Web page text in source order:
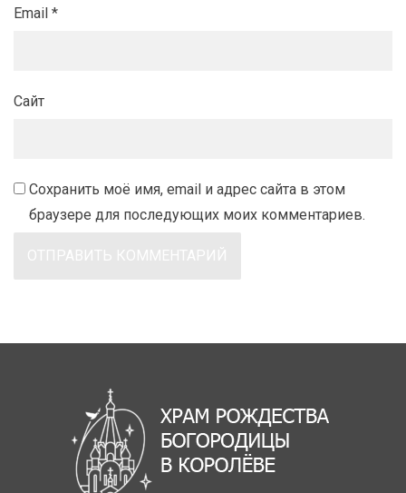
Email *
Сайт
Сохранить моё имя, email и адрес сайта в этом
браузере для последующих моих комментариев.